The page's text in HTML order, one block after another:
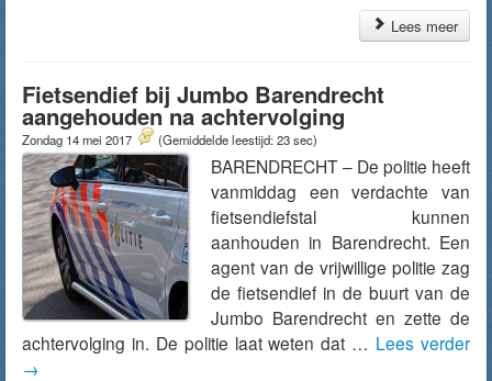
Lees meer
Fietsendief bij Jumbo Barendrecht
aangehouden na achtervolging
Zondag 14 mei 2017 (Gemiddelde leestijd: 23 sec)
BARENDRECHT – De politie heeft
vanmiddag een verdachte van
fietsendiefstal kunnen
aanhouden in Barendrecht. Een
agent van de vrijwillige politie zag
de fietsendief in de buurt van de
Jumbo Barendrecht en zette de
achtervolging in. De politie laat weten dat … Lees verder
→